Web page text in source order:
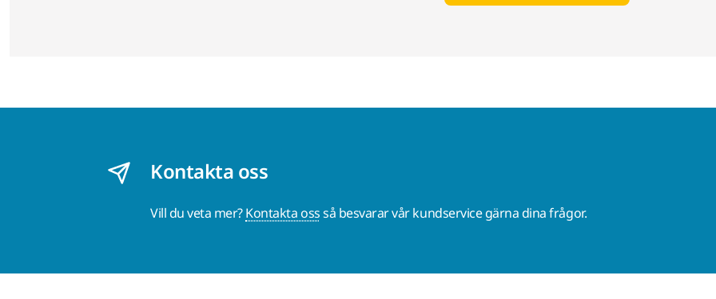
Kontakta oss
Vill du veta mer?Kontakta ossså besvarar vår kundservice gärna dina frågor.